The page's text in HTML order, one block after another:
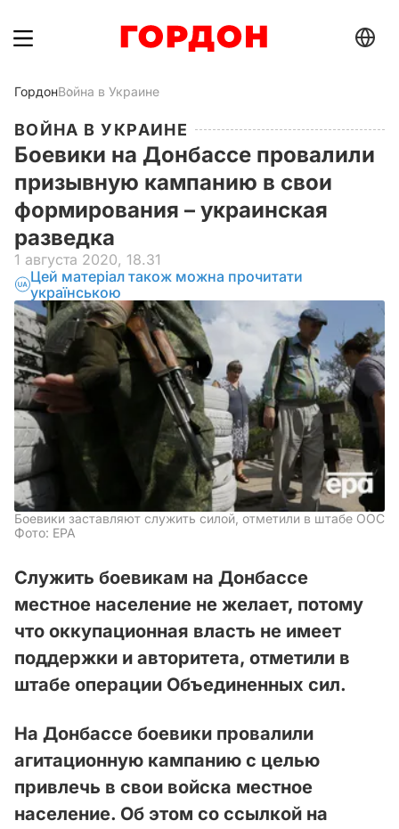
ГордонВойна в Украине
ВОЙНА В УКРАИНЕ
Боевики на Донбассе провалили
призывную кампанию в свои
формирования – украинская
разведка
1 августа 2020, 18.31
Цей матеріал також можна прочитати
українською
Боевики заставляют служить силой, отметили в штабе ООС
Фото: ЕРА
Служить боевикам на Донбассе
местное население не желает, потому
что оккупационная власть не имеет
поддержки и авторитета, отметили в
штабе операции Объединенных сил.
На Донбассе боевики провалили
агитационную кампанию с целью
привлечь в свои войска местное
население. Об этом со ссылкой на